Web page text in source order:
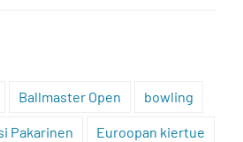
Ballmaster Open bowling
Pakarinen Euroopan kiertue